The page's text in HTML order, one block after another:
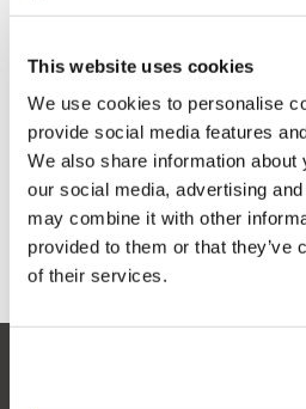
This website uses cookies
We use cookies to personalise
provide social media features
We also share information
our social media, advertising
may combine it with other
provided to them or that they’ve
of their services.
1 Stuk
Toevoegen aan
Informatie